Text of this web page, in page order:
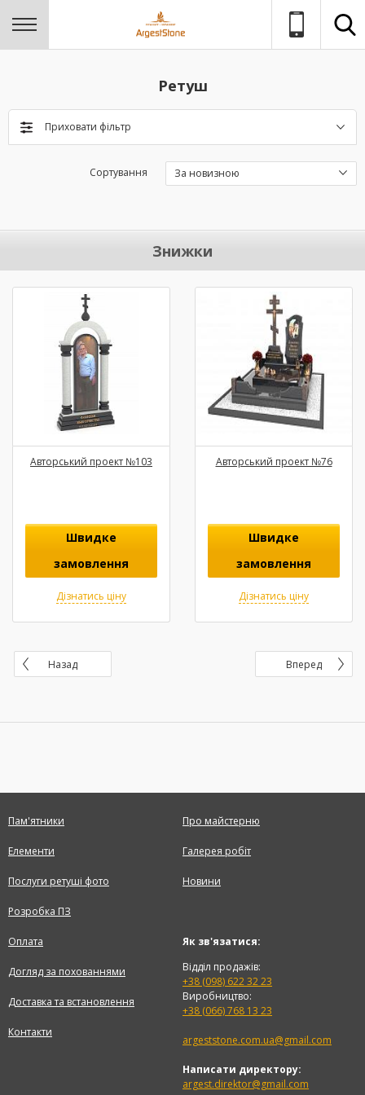
Ретуш
Приховати фільтр
Сортування За новизною
Знижки
Авторський проект №103
Швидке
замовлення
Дізнатись ціну
Авторський проект №76
Швидке
замовлення
Дізнатись ціну
Назад Вперед
Пам'ятники
Елементи
Послуги ретуші фото
Розробка ПЗ
Про майстерню
Галерея робіт
Новини
Оплата
Догляд за похованнями
Доставка та встановлення
Контакти
Як зв'язатися:
Відділ продажів:
+38 (098) 622 32 23
Виробництво:
+38 (066) 768 13 23
argeststone.com.ua@gmail.com
Написати директору:
argest.direktor@gmail.com